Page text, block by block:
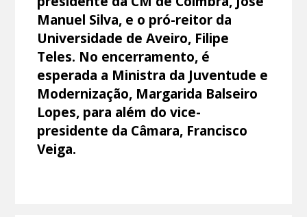
Manuel Silva, e o pró-reitor da
Universidade de Aveiro, Filipe
Teles. No encerramento, é
esperada a Ministra da Juventude e
Modernização, Margarida Balseiro
Lopes, para além do vice-
presidente da Câmara, Francisco
Veiga.